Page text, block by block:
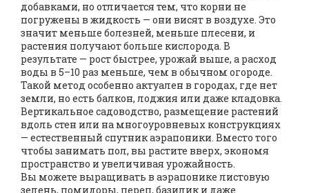
добавками, но отличается тем, что корни не
погружены в жидкость — они висят в воздухе. Это
значит меньше болезней, меньше плесени, и
растения получают больше кислорода. В
результате — рост быстрее, урожай выше, а расход
воды в 5–10 раз меньше, чем в обычном огороде.
Такой метод особенно актуален в городах, где нет
земли, но есть балкон, лоджия или даже кладовка.
Вертикальное садоводство, размещение растений
вдоль стен или на многоуровневых конструкциях
— естественный спутник аэрапоники. Вместо того
чтобы занимать пол, вы растите вверх, экономя
пространство и увеличивая урожайность.
Вы можете выращивать в аэрапонике листовую
зелень, помидоры, перец, базилик и даже